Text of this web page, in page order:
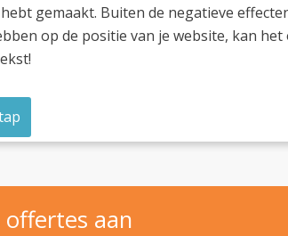
gemaakt. Buiten de negatieve
op de positie van je website, kan
aan